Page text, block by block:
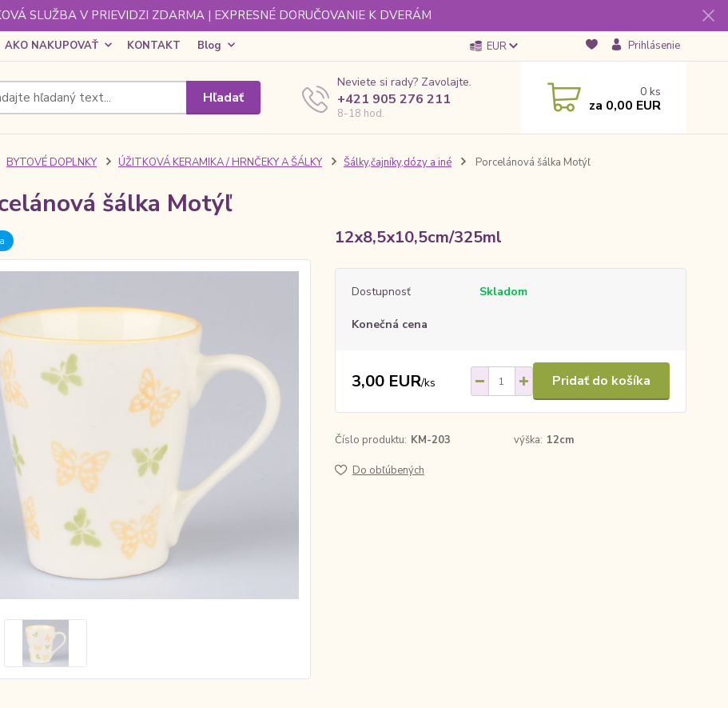
SLUŽBA V PRIEVIDZI ZDARMA | EXPRESNÉ DORUČOVANIE K DVERÁM
AKO NAKUPOVAŤ KONTAKT Blog EUR Prihlásenie
Hľadať
Neviete si rady? Zavolajte.
+421 905 276 211
8-18 hod.
0 ks
za 0,00 EUR
BYTOVÉ DOPLNKY ÚŽITKOVÁ KERAMIKA / HRNČEKY A ŠÁLKY Šálky,čajníky,dózy a iné Porcelánová šálka Motýľ
šálka Motýľ
12x8,5x10,5cm/325ml
Dostupnosť Skladom
Konečná cena
3,00 EUR/ks Pridať do košíka
Číslo produktu: KM-203 výška: 12cm
Do obľúbených